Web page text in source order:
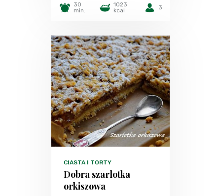
30
min.
1023
kcal
3
CIASTA I TORTY
Dobra szarlotka
orkiszowa